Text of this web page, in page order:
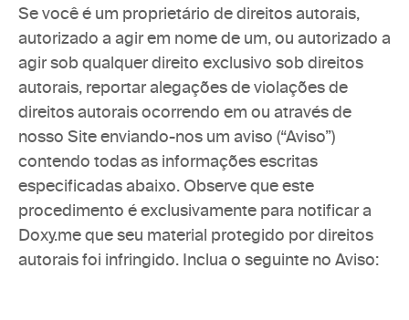
Se você é um proprietário de direitos autorais,
autorizado a agir em nome de um, ou autorizado a
agir sob qualquer direito exclusivo sob direitos
autorais, reportar alegações de violações de
direitos autorais ocorrendo em ou através de
nosso Site enviando-nos um aviso (“Aviso”)
contendo todas as informações escritas
especificadas abaixo. Observe que este
procedimento é exclusivamente para notificar a
Doxy.me que seu material protegido por direitos
autorais foi infringido. Inclua o seguinte no Aviso: